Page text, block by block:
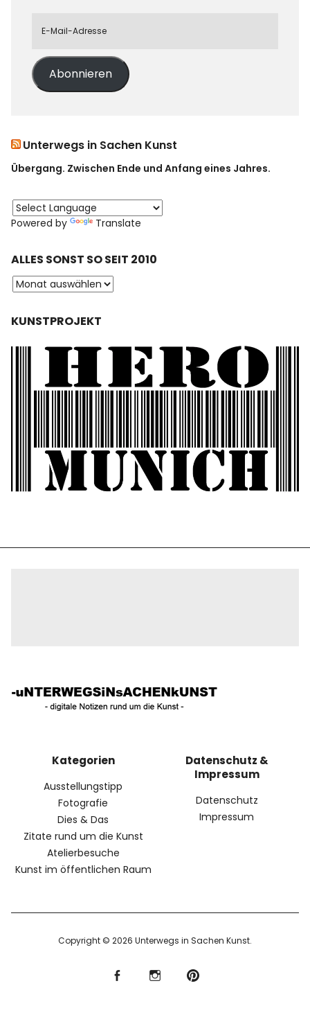
Abonnieren
Unterwegs in Sachen Kunst
Übergang. Zwischen Ende und Anfang eines Jahres.
Powered by Translate
ALLES SONST SO SEIT 2010
KUNSTPROJEKT
Kategorien
Ausstellungstipp
Fotografie
Dies & Das
Zitate rund um die Kunst
Atelierbesuche
Kunst im öffentlichen Raum
Datenschutz &
Impressum
Datenschutz
Impressum
Copyright © 2026 Unterwegs in Sachen Kunst